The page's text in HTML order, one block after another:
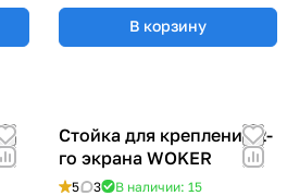
В корзину
Стойка для крепления 2-
го экрана WOKER
5 3 В наличии: 15